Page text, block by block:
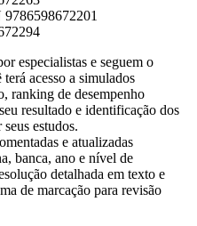
especialistas e seguem o
acesso a simulados
ranking de desempenho
resultado e identificação dos
estudos.
e atualizadas
banca, ano e nível de
detalhada em texto e
de marcação para revisão